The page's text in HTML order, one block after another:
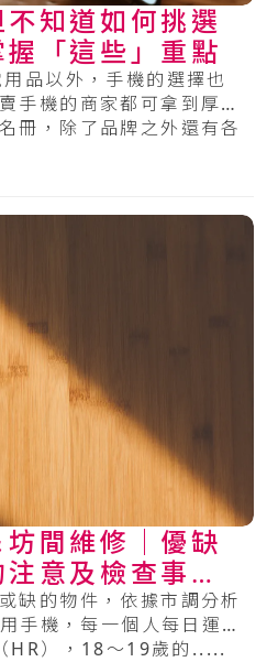
知道如何挑選
「這些」重點
品以外，手機的選擇也
手機的商家都可拿到厚厚
冊，除了品牌之外還有各
坊間維修│優缺
意及檢查事項
缺的物件，依據市調分析
手機，每一個人每日運用
HR），18～19歲的.....